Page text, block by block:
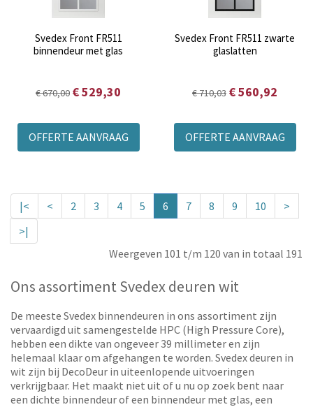
Svedex Front FR511
binnendeur met glas
€ 670,00 € 529,30
OFFERTE AANVRAAG
Svedex Front FR511 zwarte
glaslatten
€ 710,03 € 560,92
OFFERTE AANVRAAG
|< < 2 3 4 5 6 7 8 9 10
>
>|
Weergeven 101 t/m 120 van in totaal 191
Ons assortiment Svedex deuren wit
De meeste Svedex binnendeuren in ons assortiment zijn
vervaardigd uit samengestelde HPC (High Pressure Core),
hebben een dikte van ongeveer 39 millimeter en zijn
helemaal klaar om afgehangen te worden. Svedex deuren in
wit zijn bij DecoDeur in uiteenlopende uitvoeringen
verkrijgbaar. Het maakt niet uit of u nu op zoek bent naar
een dichte binnendeur of een binnendeur met glas, een